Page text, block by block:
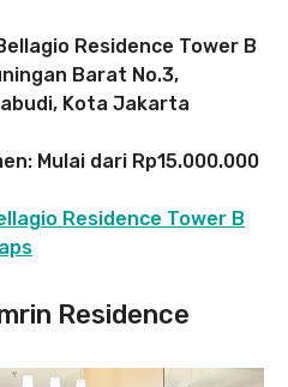
Residence Tower B
Barat No.3,
Kota Jakarta
Mulai dari Rp15.000.000
Residence Tower B
Residence